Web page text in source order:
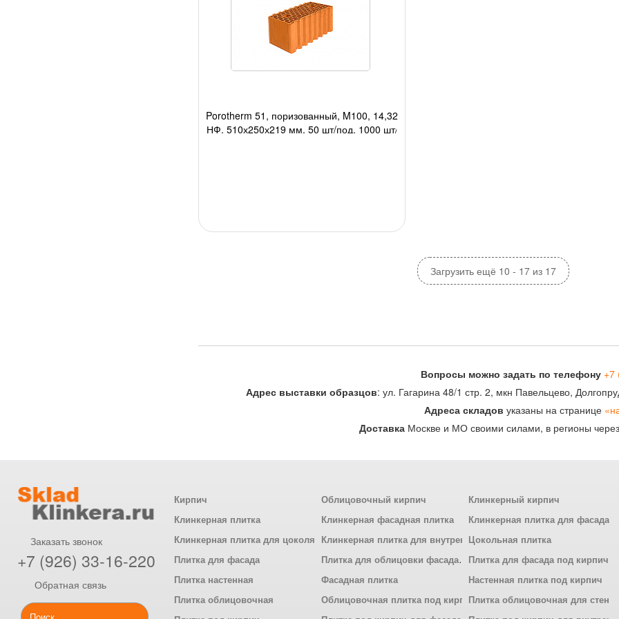
Porotherm 51, поризованный, M100, 14,32
НФ, 510х250х219 мм, 50 шт/под, 1000 шт/
Загрузить ещё 10 - 17 из 17
Вопросы можно задать по телефону +7
Адрес выставки образцов: ул. Гагарина 48/1 стр. 2, мкн Павельцево,
Адреса складов указаны на странице
Доставка Москве и МО своими силами, в регионы
Заказать звонок
+7 (926) 33-16-220
Обратная связь
Кирпич Облицовочный кирпич
Клинкерный кирпич
Клинкерная плитка
Клинкерная фасадная плитка
Клинкерная плитка для фасада
Клинкерная плитка для цоколя Клинкерная плитка для внутренней отделки
Цокольная плитка
Плитка для фасада
Плитка для облицовки фасада
Плитка для фасада под кирпич
Плитка настенная
Фасадная плитка
Настенная плитка под кирпич
Плитка облицовочная
Облицовочная плитка под кирпичПлитка облицовочная для стен